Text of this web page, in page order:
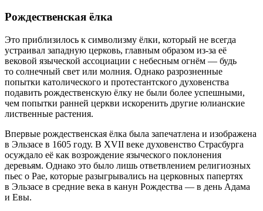
Рождественская ёлка
Это приблизилось к символизму ёлки, который не всегда
устраивал западную церковь, главным образом из-за её
вековой языческой ассоциации с небесным огнём — будь
то солнечный свет или молния. Однако разрозненные
попытки католического и протестантского духовенства
подавить рождественскую ёлку не были более успешными,
чем попытки ранней церкви искоренить другие юлианские
лиственные растения.
Впервые рождественская ёлка была запечатлена и изображена
в Эльзасе в 1605 году. В XVII веке духовенство Страсбурга
осуждало её как возрождение языческого поклонения
деревьям. Однако это было лишь ответвлением религиозных
пьес о Рае, которые разыгрывались на церковных папертях
в Эльзасе в средние века в канун Рождества — в день Адама
и Евы.